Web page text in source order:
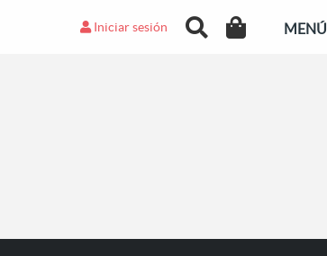
Iniciar sesión MENÚ